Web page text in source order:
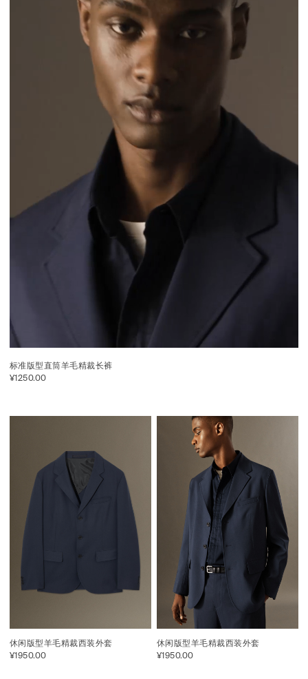
标准版型直筒羊毛精裁长裤
¥1250.00
休闲版型羊毛精裁西装外套
¥1950.00
休闲版型羊毛精裁西装外套
¥1950.00